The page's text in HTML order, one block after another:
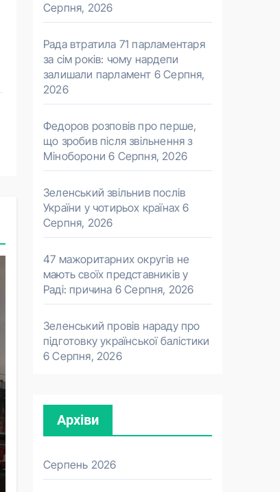
Серпня, 2026
Рада втратила 71 парламентаря
за сім років: чому нардепи
залишали парламент 6 Серпня,
2026
Федоров розповів про перше,
що зробив після звільнення з
Міноборони 6 Серпня, 2026
Зеленський звільнив послів
України у чотирьох країнах 6
Серпня, 2026
47 мажоритарних округів не
мають своїх представників у
Раді: причина 6 Серпня, 2026
Зеленський провів нараду про
підготовку української балістики
6 Серпня, 2026
Архіви
Серпень 2026